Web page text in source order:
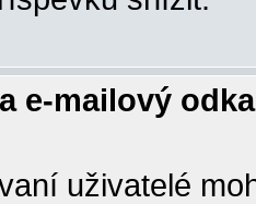
e-mailový
uživatelé